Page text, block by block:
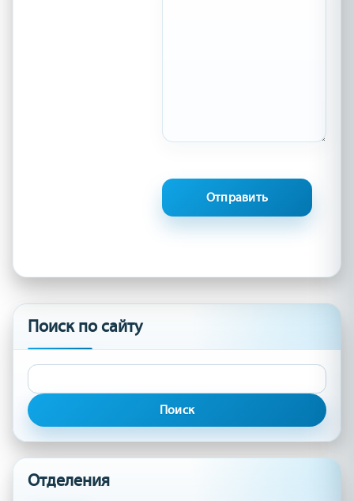
Поиск по сайту
Найти:
Отделения